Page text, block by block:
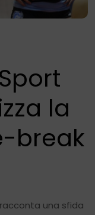
la
break
una sfida